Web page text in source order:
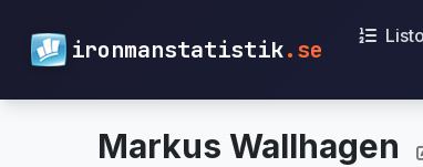
ironmanstatistik.se
Markus Wallhagen